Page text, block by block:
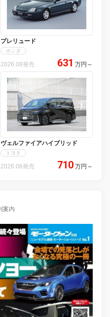
プレリュード
ホンダ
2026.08発売 631 万円 ～
ヴェルファイアハイブリッド
トヨタ
2026.06発売 710 万円 ～
案内